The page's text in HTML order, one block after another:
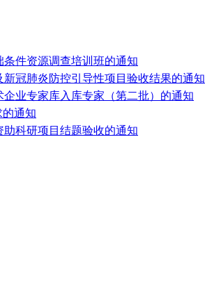
条件资源调查培训班的通知
冠肺炎防控引导性项目验收结果的通知
业专家库入库专家（第二批）的通知
的通知
助科研项目结题验收的通知